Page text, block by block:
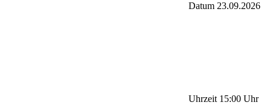
Datum 23.09.2026
Uhrzeit 15:00 Uhr